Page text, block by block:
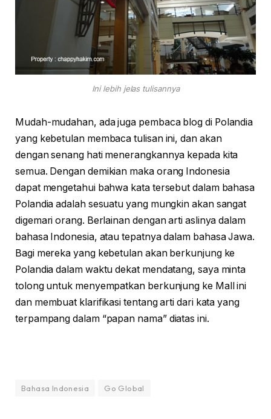
Ini lebih jelas tulisannya
Mudah-mudahan, ada juga pembaca blog di Polandia
yang kebetulan membaca tulisan ini, dan akan
dengan senang hati menerangkannya kepada kita
semua. Dengan demikian maka orang Indonesia
dapat mengetahui bahwa kata tersebut dalam bahasa
Polandia adalah sesuatu yang mungkin akan sangat
digemari orang. Berlainan dengan arti aslinya dalam
bahasa Indonesia, atau tepatnya dalam bahasa Jawa.
Bagi mereka yang kebetulan akan berkunjung ke
Polandia dalam waktu dekat mendatang, saya minta
tolong untuk menyempatkan berkunjung ke Mall ini
dan membuat klarifikasi tentang arti dari kata yang
terpampang dalam “papan nama” diatas ini.
Bahasa Indonesia Go Global